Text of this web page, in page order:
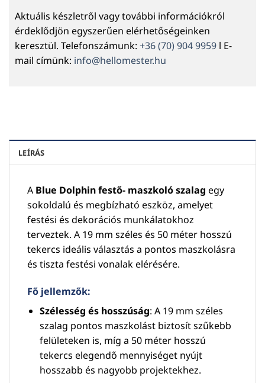
Aktuális készletről vagy további információkról
érdeklődjön egyszerűen elérhetőségeinken
keresztül. Telefonszámunk: +36 (70) 904 9959 l E-
mail címünk: info@hellomester.hu
LEÍRÁS
A Blue Dolphin festő- maszkoló szalag egy
sokoldalú és megbízható eszköz, amelyet
festési és dekorációs munkálatokhoz
terveztek. A 19 mm széles és 50 méter hosszú
tekercs ideális választás a pontos maszkolásra
és tiszta festési vonalak elérésére.
Fő jellemzők:
Szélesség és hosszúság: A 19 mm széles
szalag pontos maszkolást biztosít szűkebb
felületeken is, míg a 50 méter hosszú
tekercs elegendő mennyiséget nyújt
hosszabb és nagyobb projektekhez.